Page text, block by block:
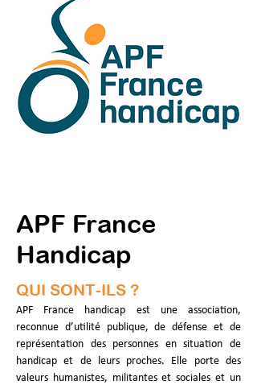
APF France
Handicap
QUI SONT-ILS ?
APF France handicap est une association,
reconnue d’utilité publique, de défense et de
représentation des personnes en situation de
handicap et de leurs proches. Elle porte des
valeurs humanistes, militantes et sociales et un